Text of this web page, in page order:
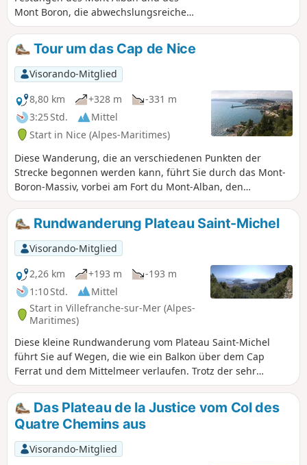
Mont Boron, die abwechslungsreiche
Ausblicke auf die Bucht von
Villefranche-sur-Mer, Nizza und die Baie
des Anges bietet. Zahlreiche Passagen
im Unterholz ermöglichen es, diese
Wanderung zu jeder Tageszeit und zu
jeder Jahreszeit zu unternehmen. Die
südlichen Pflanzen und die prächtigen
Villen des Mont Boron prägen diese
leichte Wanderung.
Tour um das Cap de Nice
Visorando-Mitglied
8,80 km
+328 m
-331 m
3:25 Std.
Mittel
Start in Nice (Alpes-Maritimes)
Diese Wanderung, die an verschiedenen Punkten der
Strecke begonnen werden kann, führt Sie durch das Mont-
Boron-Massiv, vorbei am Fort du Mont-Alban, den
Wohnvierteln von Villefranche und dem Küstenweg vom
Hafenbecken von Villefranche-sur-Mer zum Hafen von
Nizza, vorbei an der Pointe des Sans-Culottes und dem Cap
de Nice. Diese Wanderung durch städtische, waldreiche
und küstennahe Gebiete trainiert dank zahlreicher Treppen
Ihre Waden!
Rundwanderung Plateau Saint-Michel
Visorando-Mitglied
2,26 km
+193 m
-193 m
1:10 Std.
Mittel
Start in Villefranche-sur-Mer (Alpes-
Maritimes)
Diese kleine Rundwanderung vom Plateau Saint-Michel
führt Sie auf Wegen, die wie ein Balkon über dem Cap
Ferrat und dem Mittelmeer verlaufen. Trotz der sehr
geringen Entfernung sollten Sie den Schwierigkeitsgrad
dieser Wanderung auf rutschigen und steinigen Wegen
nicht unterschätzen. Achtung, die vorgeschlagene Route
überquert eine Straße, die Moyenne Corniche (RM 6007).
Diese Passage ist gefährlich und sollte mit größter Vorsicht
begangen werden.
Das Plateau de la Justice vom Col des
Quatre Chemins aus
Visorando-Mitglied